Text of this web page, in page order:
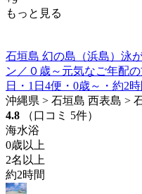
もっと見る
石垣島 幻の島（浜島）泳
ン／０歳～元気なご年配
日・1日4便・0歳～・約2時
沖縄県 > 石垣島 西表島 >
4.8
（口コミ 5件）
海水浴
0歳以上
2名以上
約2時間